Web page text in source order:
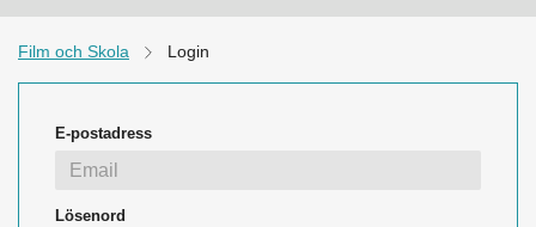
Film och Skola Login
E-postadress
Lösenord